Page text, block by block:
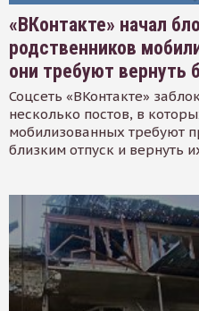
«ВКонтакте» начал
родственников
они требуют вернуть
Соцсеть «ВКонтакте»
несколько постов, в
мобилизованных требуют
близким отпуск и вернуть